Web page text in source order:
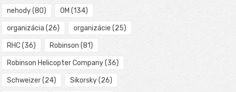
nehody(80) OM (134)
organizácia (26) organizácie (25)
RHC(36) Robinson (81)
Robinson Helicopter Company(36)
Schweizer(24) Sikorsky(26)